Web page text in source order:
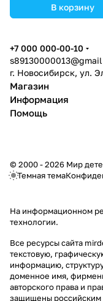
В корзину
+7 000 000-00-10
г. Новосибирск, ул.
Магазин
Информация
Помощь
© 2000 - 2026 Мир
Темная тема
На информационном
технологии.
Все ресурсы сайта
текстовую,
информацию,
доменное имя,
авторского права и
защищены российским